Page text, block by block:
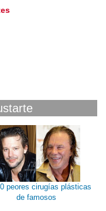
peores cirugías plásticas
de famosos